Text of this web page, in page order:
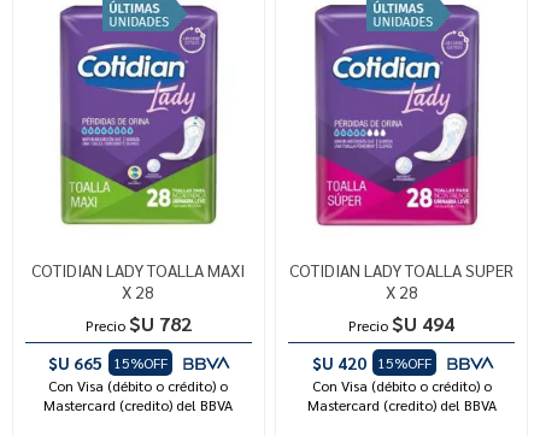
COTIDIAN LADY TOALLA MAXI
X 28
Precio $U 782
$U 665
15%OFF
Con Visa (débito o crédito) o
Mastercard (credito) del BBVA
COTIDIAN LADY TOALLA SUPER
X 28
Precio $U 494
$U 420
15%OFF
Con Visa (débito o crédito) o
Mastercard (credito) del BBVA